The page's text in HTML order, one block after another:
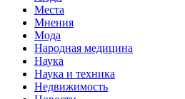
Места
Мнения
Мода
Народная медицина
Наука
Наука и техника
Недвижимость